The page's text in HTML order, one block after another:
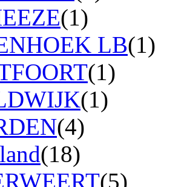
(1)
LB(1)
(1)
(1)
(4)
(18)
(5)